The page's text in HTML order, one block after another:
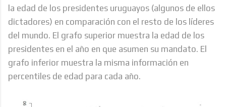
la edad de los presidentes uruguayos (algunos de ellos
dictadores) en comparación con el resto de los líderes
del mundo. El grafo superior muestra la edad de los
presidentes en el año en que asumen su mandato. El
grafo inferior muestra la misma información en
percentiles de edad para cada año.